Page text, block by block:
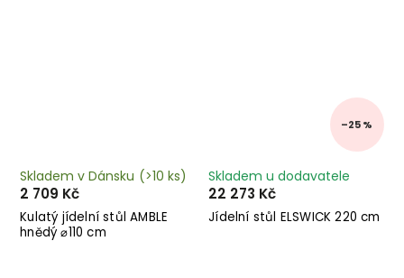
Kulatý jídelní stůl AMBLE
hnědý ⌀110 cm
Skladem v Dánsku (>10 ks)
2 709 Kč
–25 %
Jídelní stůl ELSWICK 220 cm
Skladem u dodavatele
22 273 Kč